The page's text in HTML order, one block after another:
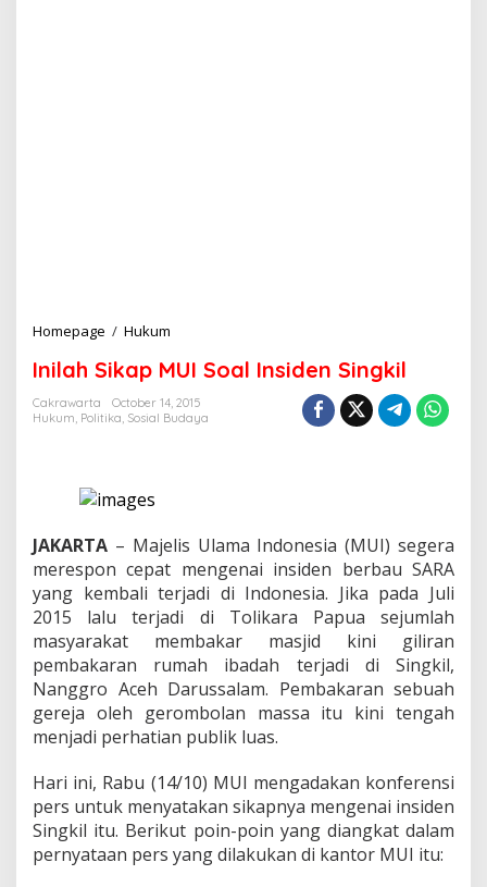
Homepage / Hukum
i
a
h
M
I
S
o
a
l
I
s
i
e
n
i
n
Inilah Sikap MUI Soal Insiden Singkil
Cakrawarta
October 14, 2015
Hukum, Politika, Sosial Budaya
JAKARTA – Majelis Ulama Indonesia (MUI) segera
merespon cepat mengenai insiden berbau SARA
yang kembali terjadi di Indonesia. Jika pada Juli
2015 lalu terjadi di Tolikara Papua sejumlah
masyarakat membakar masjid kini giliran
pembakaran rumah ibadah terjadi di Singkil,
Nanggro Aceh Darussalam. Pembakaran sebuah
gereja oleh gerombolan massa itu kini tengah
menjadi perhatian publik luas.
Hari ini, Rabu (14/10) MUI mengadakan konferensi
pers untuk menyatakan sikapnya mengenai insiden
Singkil itu. Berikut poin-poin yang diangkat dalam
pernyataan pers yang dilakukan di kantor MUI itu: